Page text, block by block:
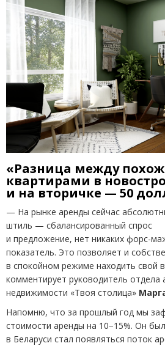
«Разница между
квартирами в
и на вторичке — 50
— На рынке аренды сейчас
штиль — сбалансированный спрос
и предложение, нет никаких форс-
показатель. Это позволяет и
в спокойном режиме находить свой
комментирует руководитель отдела
недвижимости «Твоя столица»
Напомню, что за прошлый год мы
стоимости аренды на 10−15%. Он
в Беларуси стал появляться поток